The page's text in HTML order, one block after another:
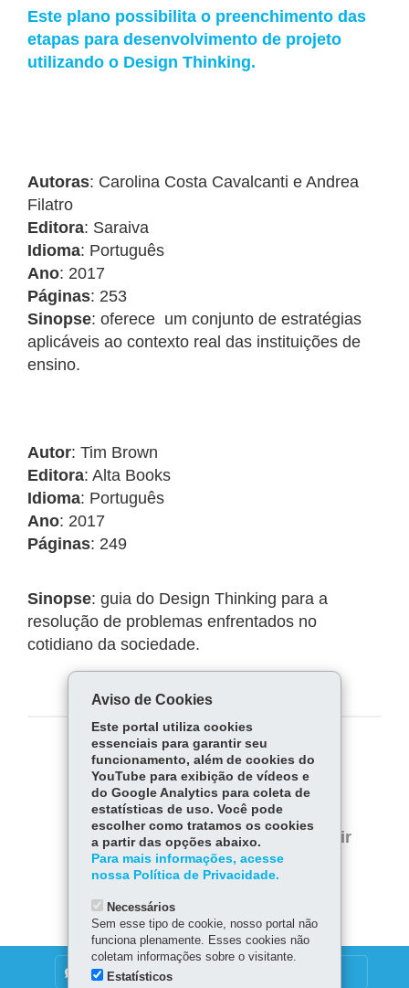
Este plano possibilita o preenchimento das
etapas para desenvolvimento de projeto
utilizando o Design Thinking.
Autoras: Carolina Costa Cavalcanti e Andrea
Filatro
Editora: Saraiva
Idioma: Português
Ano: 2017
Páginas: 253
Sinopse: oferece um conjunto de estratégias
aplicáveis ao contexto real das instituições de
ensino.
Autor: Tim Brown
Editora: Alta Books
Idioma: Português
Ano: 2017
Páginas: 249
Sinopse: guia do Design Thinking para a
resolução de problemas enfrentados no
cotidiano da sociedade.
COMPARTILHE:
Fa
ce
bo
ok
Tw
itt
er
W
ha
ts
Ap
p
Voltar Início
Imprimir
Baixar
DENUNCIE CORRUPÇÃO
Aviso de Cookies
Este portal utiliza cookies
essenciais para garantir seu
funcionamento, além de cookies do
YouTube para exibição de vídeos e
do Google Analytics para coleta de
estatísticas de uso. Você pode
escolher como tratamos os cookies
a partir das opções abaixo.
Para mais informações, acesse
nossa Política de Privacidade.
Necessários
Sem esse tipo de cookie, nosso portal não
funciona plenamente. Esses cookies não
coletam informações sobre o visitante.
Estatísticos